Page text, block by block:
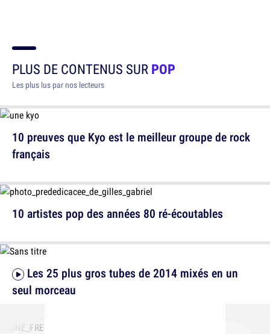
PLUS DE CONTENUS SURPOP
Les plus lus par nos lecteurs
10 preuves que Kyo est le meilleur groupe de rock
français
10 artistes pop des années 80 ré-écoutables
seul morceau